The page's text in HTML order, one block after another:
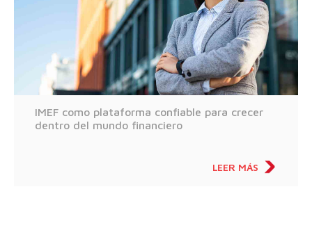
IMEF como plataforma confiable para crecer
dentro del mundo financiero
LEER MÁS